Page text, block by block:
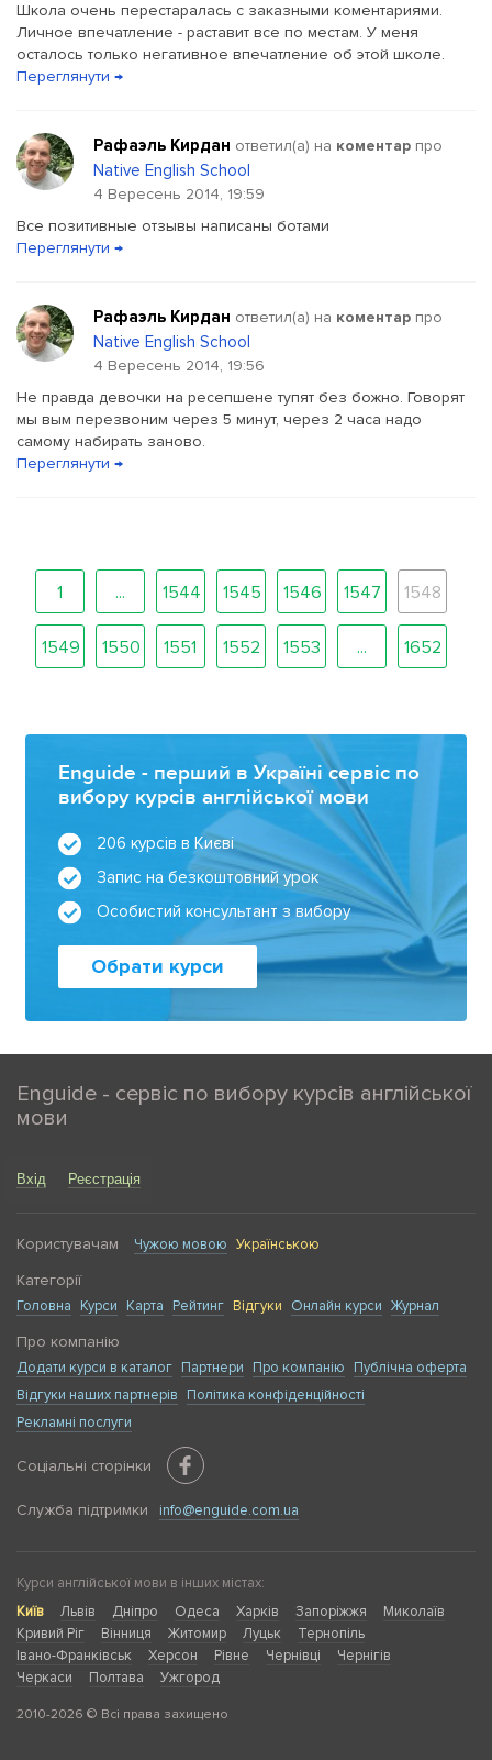
Школа очень перестаралась с заказными коментариями.
Личное впечатление - раставит все по местам. У меня
осталось только негативное впечатление об этой школе.
Переглянути →
Рафаэль Кирдан ответил(a) на коментар про
Native English School
4 Вересень 2014, 19:59
Все позитивные отзывы написаны ботами
Переглянути →
Рафаэль Кирдан ответил(a) на коментар про
Native English School
4 Вересень 2014, 19:56
Не правда девочки на ресепшене тупят без божно. Говорят
мы вым перезвоним через 5 минут, через 2 часа надо
самому набирать заново.
Переглянути →
1 ... 1544 1545 1546 1547 1548
1549 1550 1551 1552 1553 ... 1652
Enguide - перший в Україні сервіс по
вибору курсів англійської мови
206 курсів в Києві
Запис на безкоштовний урок
Особистий консультант з вибору
Обрати курси
Enguide - сервіс по вибору курсів англійської
мови
Вхід Реєстрація
Користувачам Чужою мовою Українською
Категорії
Головна Курси Карта Рейтинг Відгуки Онлайн курси Журнал
Про компанію
Додати курси в каталог Партнери Про компанію
Публічна оферта
Відгуки наших партнерів
Політика конфіденційності
Рекламні послуги
Соціальні сторінки
Служба підтримки info@enguide.com.ua
Курси англійської мови в інших містах:
Київ
Львів Дніпро Одеса Харків Запоріжжя
Миколаїв
Кривий Ріг
Вінниця Житомир Луцьк
Тернопіль
Івано-Франківськ
Херсон Рівне Чернівці
Чернігів
Черкаси
Полтава Ужгород
2010-2026 © Всі права захищено